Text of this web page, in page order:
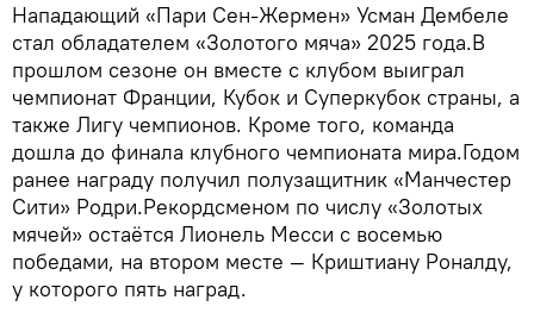
Нападающий «Пари Сен-Жермен» Усман Дембеле
стал обладателем «Золотого мяча» 2025 года.В
прошлом сезоне он вместе с клубом выиграл
чемпионат Франции, Кубок и Суперкубок страны, а
также Лигу чемпионов. Кроме того, команда
дошла до финала клубного чемпионата мира.Годом
ранее награду получил полузащитник «Манчестер
Сити» Родри.Рекордсменом по числу «Золотых
мячей» остаётся Лионель Месси с восемью
победами, на втором месте — Криштиану Роналду,
у которого пять наград.